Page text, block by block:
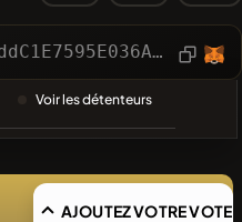
RECHERCHE
pièce
récente
0xed328E9C1179a30ddC1E7595E036AEd8760C22aF
Voir les détenteurs
AJOUTEZ VOTRE VOTE